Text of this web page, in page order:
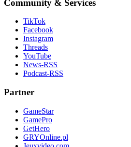
Community & Services
TikTok
Facebook
Instagram
Threads
YouTube
News-RSS
Podcast-RSS
Partner
GameStar
GamePro
GetHero
GRYOnline.pl